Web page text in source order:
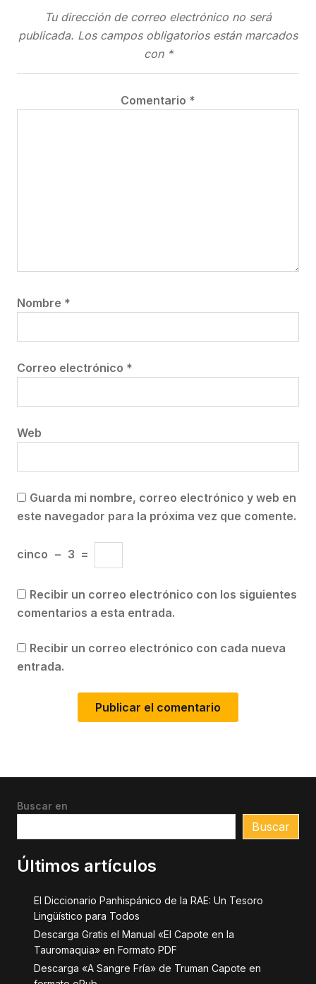
Tu dirección de correo electrónico no será
publicada. Los campos obligatorios están marcados
con *
Comentario *
Nombre *
Correo electrónico *
Web
Guarda mi nombre, correo electrónico y web en
este navegador para la próxima vez que comente.
cinco − 3 =
Recibir un correo electrónico con los siguientes
comentarios a esta entrada.
Recibir un correo electrónico con cada nueva
entrada.
Buscar en
Buscar
Últimos artículos
El Diccionario Panhispánico de la RAE: Un Tesoro
Lingüístico para Todos
Descarga Gratis el Manual «El Capote en la
Tauromaquia» en Formato PDF
Descarga «A Sangre Fría» de Truman Capote en